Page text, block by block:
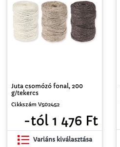
Juta csomózó fonal, 200
g/tekercs
Cikkszám V502452
-tól 1 476 Ft
Variáns kiválasztása